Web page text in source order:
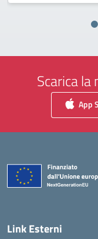
Scarica
App
Link Esterni